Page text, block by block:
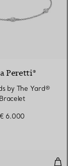
Peretti®
by The Yard®
Bracelet
€ 6.000
18 carats,